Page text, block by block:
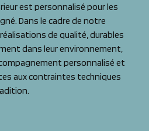
est personnalisé pour les
Dans le cadre de notre
de qualité, durables
dans leur environnement,
personnalisé et
aux contraintes techniques